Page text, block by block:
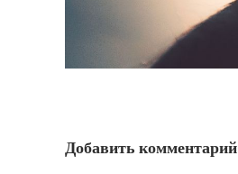
Добавить комментарий